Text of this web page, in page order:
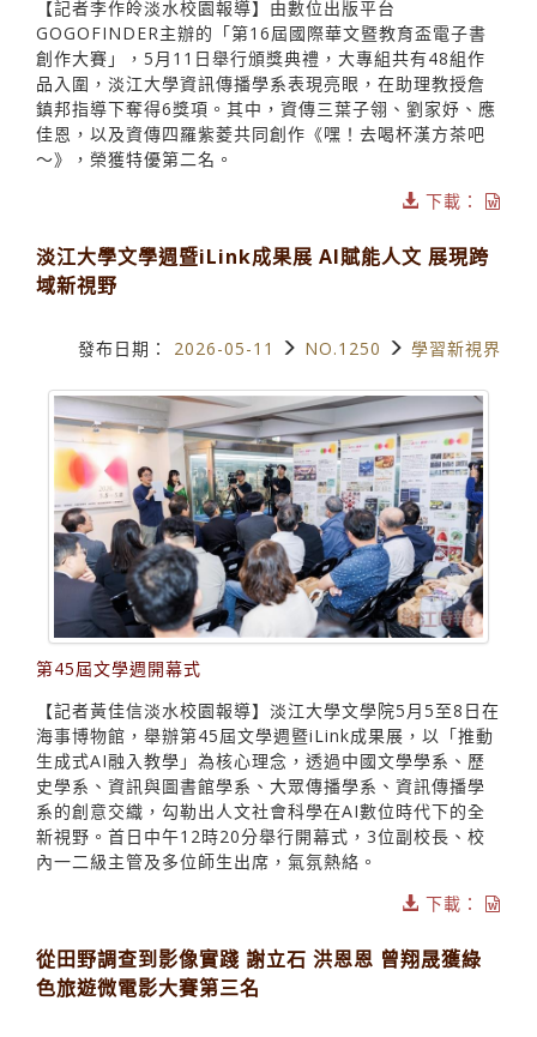
【記者李作皊淡水校園報導】由數位出版平台
GOGOFINDER主辦的「第16屆國際華文暨教育盃電子書
創作大賽」，5月11日舉行頒獎典禮，大專組共有48組作
品入圍，淡江大學資訊傳播學系表現亮眼，在助理教授詹
鎮邦指導下奪得6獎項。其中，資傳三葉子翎、劉家妤、應
佳恩，以及資傳四羅紫菱共同創作《嘿！去喝杯漢方茶吧
～》，榮獲特優第二名。
下載：
淡江大學文學週暨iLink成果展 AI賦能人文 展現跨
域新視野
發布日期： 2026-05-11 NO.1250 學習新視界
第45屆文學週開幕式
【記者黃佳信淡水校園報導】淡江大學文學院5月5至8日在
海事博物館，舉辦第45屆文學週暨iLink成果展，以「推動
生成式AI融入教學」為核心理念，透過中國文學學系、歷
史學系、資訊與圖書館學系、大眾傳播學系、資訊傳播學
系的創意交織，勾勒出人文社會科學在AI數位時代下的全
新視野。首日中午12時20分舉行開幕式，3位副校長、校
內一二級主管及多位師生出席，氣氛熱絡。
下載：
從田野調查到影像實踐 謝立石 洪恩恩 曾翔晟獲綠
色旅遊微電影大賽第三名